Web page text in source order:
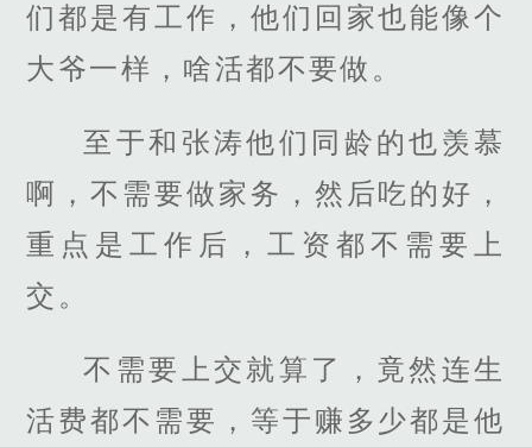
们都是有工作，他们回家也能像个
大爷一样，啥活都不要做。
至于和张涛他们同龄的也羡慕
啊，不需要做家务，然后吃的好，
重点是工作后，工资都不需要上
交。
不需要上交就算了，竟然连生
活费都不需要，等于赚多少都是他